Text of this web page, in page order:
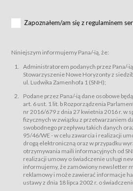
za pośrednictwem Serwisu;
podmiotom z branży mediów i filmowej
Bilety – wybrane dokumenty potwierdzające
Usługodawcą i uprawniające do wzięcia
przewidziane przez Usługodawcę dla danego
do uczestnictwa w wielu albo w pojedynczych
Sklep – sklep internetowy prowadzony przez
Regulamin – niniejszy regulamin.
§ 2
Postanowienia ogólne
Regulamin określa zasady:
świadczenia Usługobiorcom Usług przez
zastrzeżeniem usług, o których mowa w
zasady świadczenia precyzują odrębne
przetwarzania przez Usługodawcę
będących osobami fizycznymi.
Zapoznałem/am się z regulaminem
Niniejszym informujemy Pana/-ią, że:
Administratorem podanych przez Pana/-
Stowarzyszenie Nowe Horyzonty z
ul. Ludwika Zamenhofa 1 (SNH);
Podane przez Pana/-ią dane osobowe
art. 6 ust. 1 lit. b Rozporządzenia
nr 2016/679 z dnia 27 kwietnia 2016 r. w
fizycznych w związku z przetwarzaniem
swobodnego przepływu takich danych
95/46/WE - w celu zawarcia i realizacji
drogą elektroniczną oraz w przypadku
otrzymywania maili informacyjnych od
realizacji umowy o świadczenie usługi
informujemy, że zamówiony newsletter
reklamowy i może zawierać informacje
ustawy z dnia 18 lipca 2002 r. o